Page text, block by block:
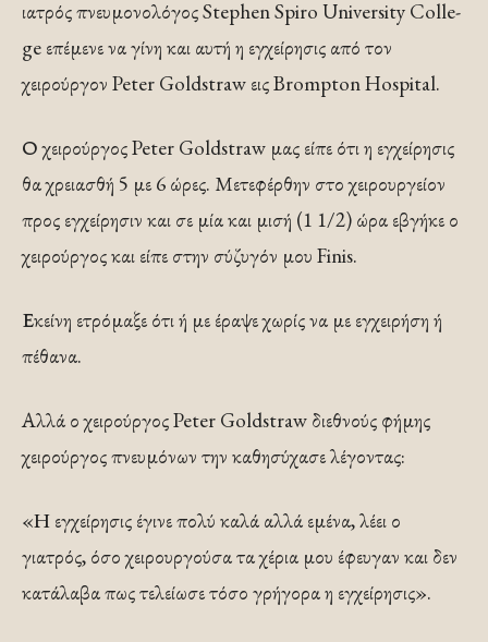
ιατρός πνευμονολόγος Stephen Spiro University Colle­
ge επέμενε να γίνη και αυτή η εγχείρησις από τον
χειρούργον Peter Goldstraw εις Brompton Hospital.
Ο χειρούργος Peter Goldstraw μας είπε ότι η εγχείρησις
θα χρειασθή 5 με 6 ώρες. Μετεφέρθην στο χειρουργείον
προς εγχείρησιν και σε μία και μισή (1 1/2) ώρα εβγήκε ο
χειρούργος και είπε στην σύζυγόν μου Finis.
Εκείνη ετρόμαξε ότι ή με έραψε χωρίς να με εγχειρήση ή
πέθανα.
Αλλά ο χειρούργος Peter Goldstraw διεθνούς φήμης
χειρούργος πνευμόνων την καθησύχασε λέγοντας:
«Η εγχείρησις έγινε πολύ καλά αλλά εμένα, λέει ο
γιατρός, όσο χειρουργούσα τα χέρια μου έφευγαν και δεν
κατάλαβα πως τελείωσε τόσο γρήγορα η εγχείρησις».